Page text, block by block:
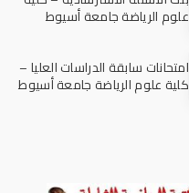
علوم الرياضة جامعة أسيوط
امتحانات سابقة الدراسات العليا –
كلية علوم الرياضة جامعة أسيوط